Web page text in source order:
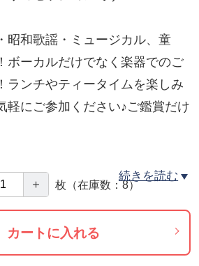
昭和歌謡・ミュージカル、童
ボーカルだけでなく楽器でのご
ランチやティータイムを楽しみ
軽にご参加ください♪ご鑑賞だけ
ト 若宮功三
参加で盛り上げる時もあり👍
ピアニストをご用意しておりま
続きを読む
＋ 枚 （在庫数：8）
カートに入れる